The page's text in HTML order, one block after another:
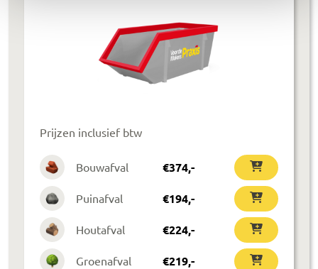
Prijzen inclusief btw
Bouwafval €374,-
Puinafval €194,-
Houtafval €224,-
Groenafval €219,-